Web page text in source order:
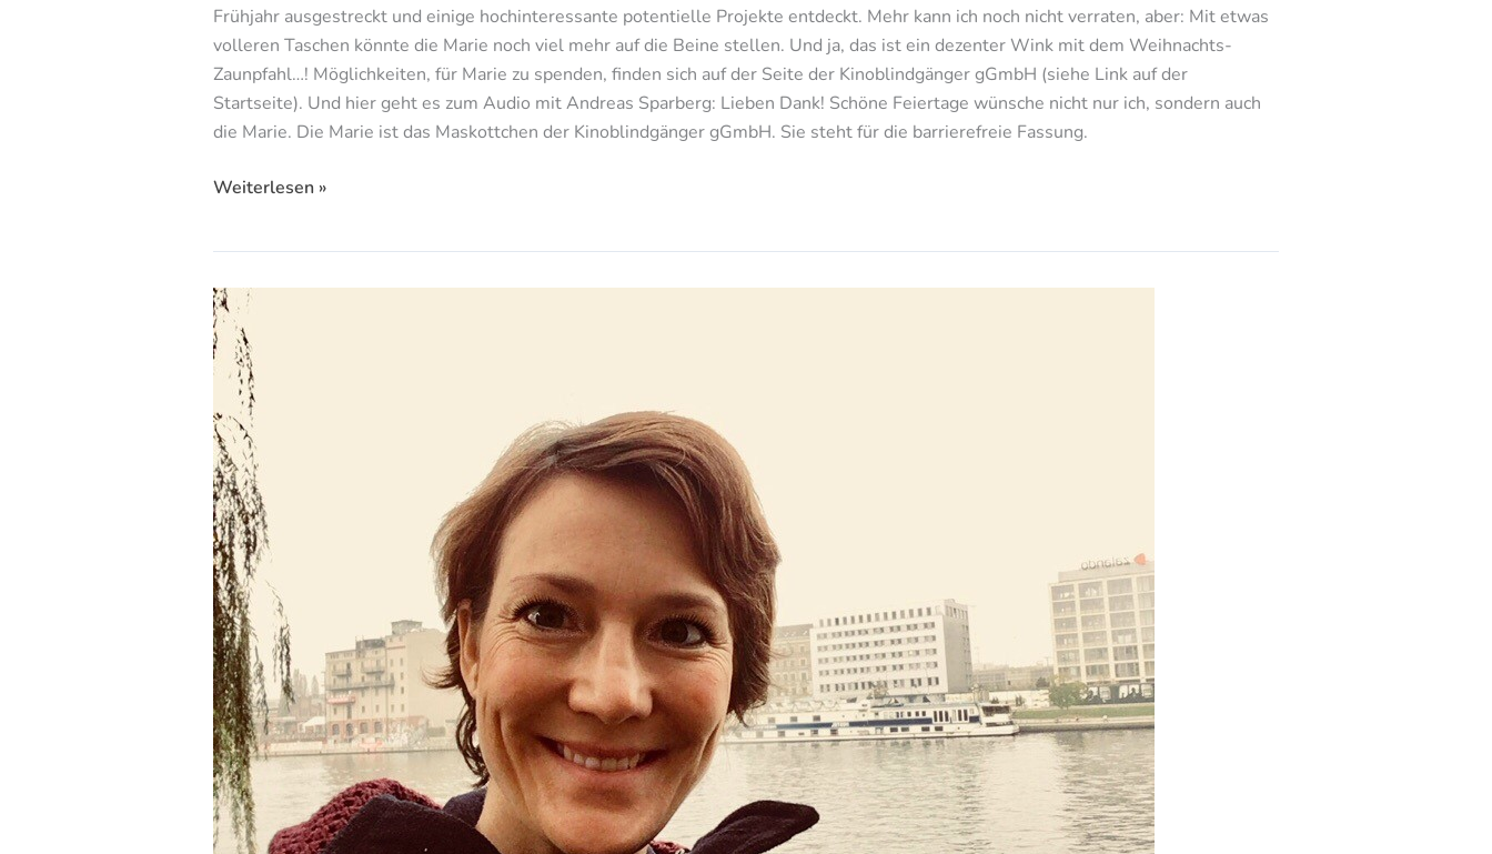
Frühjahr ausgestreckt und einige hochinteressante potentielle Projekte entdeckt. Mehr kann ich noch nicht verraten, aber: Mit etwas
volleren Taschen könnte die Marie noch viel mehr auf die Beine stellen. Und ja, das ist ein dezenter Wink mit dem Weihnachts-
Zaunpfahl…! Möglichkeiten, für Marie zu spenden, finden sich auf der Seite der Kinoblindgänger gGmbH (siehe Link auf der
Startseite). Und hier geht es zum Audio mit Andreas Sparberg: Lieben Dank! Schöne Feiertage wünsche nicht nur ich, sondern auch
die Marie. Die Marie ist das Maskottchen der Kinoblindgänger gGmbH. Sie steht für die barrierefreie Fassung.
Weiterlesen »
Vier
Minuten
Ann
Vielhaben
lauschen!